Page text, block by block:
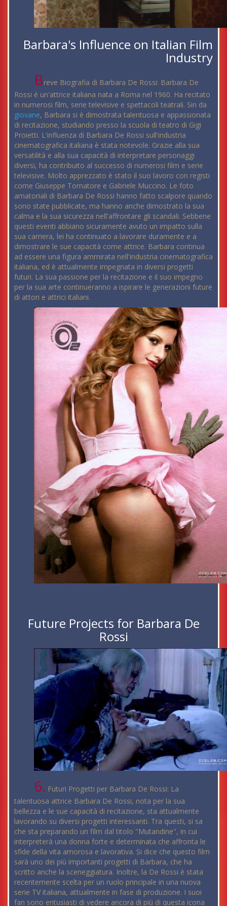
Barbara's Influence on Italian Film
Industry
Breve Biografia di Barbara De Rossi: Barbara De
Rossi è un'attrice italiana nata a Roma nel 1960. Ha recitato
in numerosi film, serie televisive e spettacoli teatrali. Sin da
giovane, Barbara si è dimostrata talentuosa e appassionata
di recitazione, studiando presso la scuola di teatro di Gigi
Proietti. L'influenza di Barbara De Rossi sull'industria
cinematografica italiana è stata notevole. Grazie alla sua
versatilità e alla sua capacità di interpretare personaggi
diversi, ha contribuito al successo di numerosi film e serie
televisive. Molto apprezzato è stato il suo lavoro con registi
come Giuseppe Tornatore e Gabriele Muccino. Le foto
amatoriali di Barbara De Rossi hanno fatto scalpore quando
sono state pubblicate, ma hanno anche dimostrato la sua
calma e la sua sicurezza nell'affrontare gli scandali. Sebbene
questi eventi abbiano sicuramente avuto un impatto sulla
sua carriera, lei ha continuato a lavorare duramente e a
dimostrare le sue capacità come attrice. Barbara continua
ad essere una figura ammirata nell'industria cinematografica
italiana, ed è attualmente impegnata in diversi progetti
futuri. La sua passione per la recitazione e il suo impegno
per la sua arte continueranno a ispirare le generazioni future
di attori e attrici italiani.
Future Projects for Barbara De
Rossi
6. Futuri Progetti per Barbara De Rossi: La
talentuosa attrice Barbara De Rossi, nota per la sua
bellezza e le sue capacità di recitazione, sta attualmente
lavorando su diversi progetti interessanti. Tra questi, si sa
che sta preparando un film dal titolo "Mutandine", in cui
interpreterà una donna forte e determinata che affronta le
sfide della vita amorosa e lavorativa. Si dice che questo film
sarà uno dei più importanti progetti di Barbara, che ha
scritto anche la sceneggiatura. Inoltre, la De Rossi è stata
recentemente scelta per un ruolo principale in una nuova
serie TV italiana, attualmente in fase di produzione. I suoi
fan sono entusiasti di vedere ancora di più di questa icona